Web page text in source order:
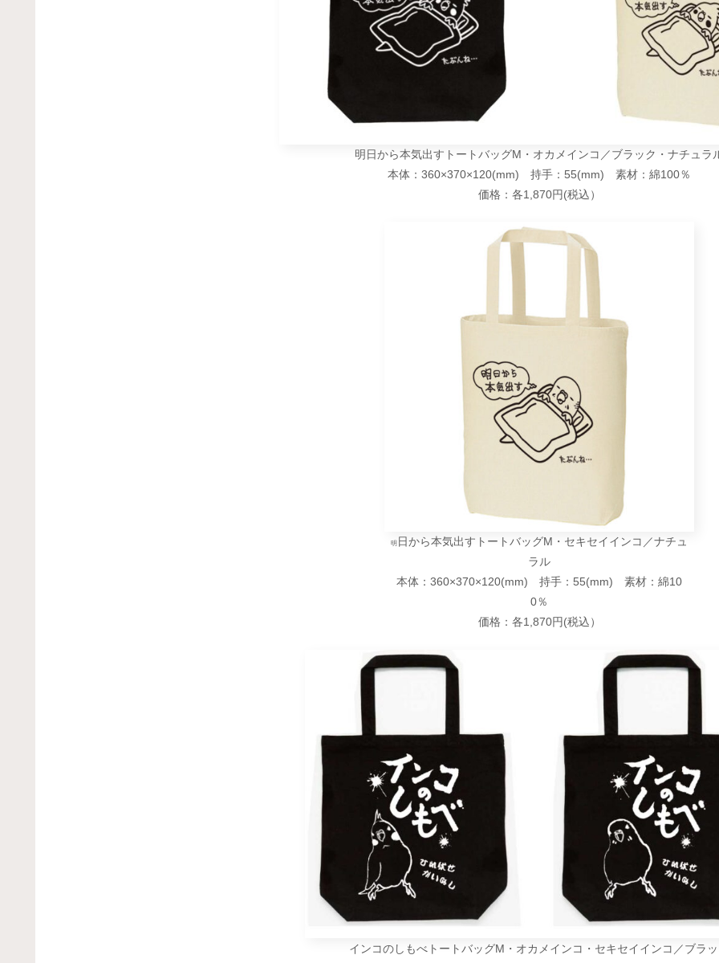
明日から本気出すトートバッグM・オカメインコ／ブラック・ナチュラ
本体：360×370×120(mm) 持手：55(mm) 素材：綿100％
価格：各1,870円(税込）
明 日から本気出すトートバッグM・セキセイインコ／ナチュ
ラル
本体：360×370×120(mm) 持手：55(mm) 素材：綿10
0％
価格：各1,870円(税込）
インコのしもべトートバッグM・オカメインコ・セキセイインコ／ブラ